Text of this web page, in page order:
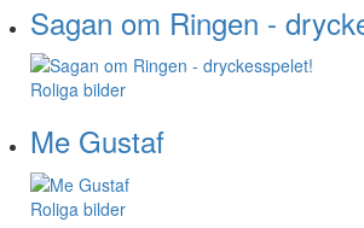
Sagan om Ringen -
Roliga bilder
Me Gustaf
Roliga bilder